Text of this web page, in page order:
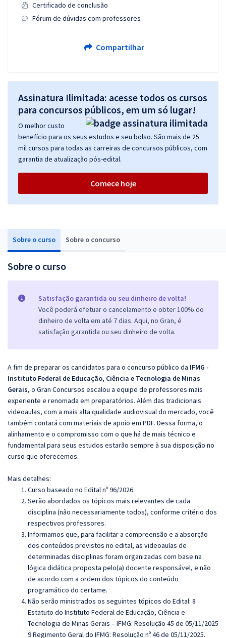
Sobre o curso Sobre o concurso
Sobre o curso
Satisfação garantida ou seu dinheiro de volta!
Você poderá efetuar o cancelamento e obter 100% do
dinheiro de volta em até 7 dias. Aqui, no Gran, é
satisfação garantida ou seu dinheiro de volta.
A fim de preparar os candidatos para o concurso público da IFMG -
Instituto Federal de Educação, Ciência e Tecnologia de Minas
Gerais, o Gran Concursos escalou a equipe de professores mais
experiente e renomada em preparatórios. Além das tradicionais
videoaulas, com a mais alta qualidade audiovisual do mercado, você
também contará com materiais de apoio em PDF. Dessa forma, o
alinhamento e o compromisso com o que há de mais técnico e
fundamental para seus estudos estarão sempre à sua disposição no
curso que oferecemos.
Mais detalhes:
Curso baseado no Edital nº 96/2026.
Serão abordados os tópicos mais relevantes de cada
disciplina (não necessariamente todos), conforme critério dos
respectivos professores.
Informamos que, para facilitar a compreensão e a absorção
dos conteúdos previstos no edital, as videoaulas de
determinadas disciplinas foram organizadas com base na
lógica didática proposta pelo(a) docente responsável, e não
de acordo com a ordem dos tópicos do conteúdo
programático do certame.
Não serão ministrados os seguintes tópicos do Edital: 8
Estatuto do Instituto Federal de Educação, Ciência e
Tecnologia de Minas Gerais – IFMG: Resolução 45 de 05/11/2025
9 Regimento Geral do IFMG: Resolução nº 46 de 05/11/2025.
Certificado de conclusão
Fórum de dúvidas com professores
Compartilhar
Assinatura Ilimitada: acesse todos os cursos
para concursos públicos, em um só lugar!
O melhor custo
benefício para os seus estudos e seu bolso. São mais de 25
mil cursos para todas as carreiras de concursos públicos, com
garantia de atualização pós-edital.
Comece hoje